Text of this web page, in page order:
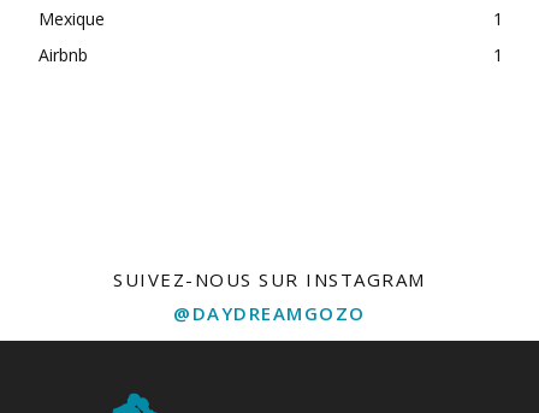
Mexique
1
Airbnb
1
SUIVEZ-NOUS SUR INSTAGRAM
@DAYDREAMGOZO